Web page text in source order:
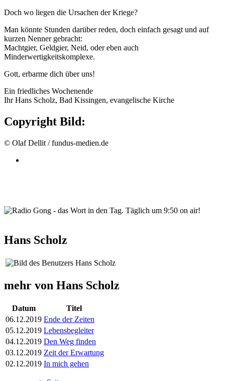
Doch wo liegen die Ursachen der Kriege?
Man könnte Stunden darüber reden, doch einfach gesagt und auf
kurzen Nenner gebracht:
Machtgier, Geldgier, Neid, oder eben auch
Minderwertigkeitskomplexe.
Gott, erbarme dich über uns!
Ein friedliches Wochenende
Ihr Hans Scholz, Bad Kissingen, evangelische Kirche
Copyright Bild:
© Olaf Dellit / fundus-medien.de
Hans Scholz
mehr von Hans Scholz
Datum
Titel
06.12.2019 Ende der Zeiten
05.12.2019 Lebensbegleiter
04.12.2019 Den Weg finden
03.12.2019 Zeit der Erwartung
02.12.2019 In mich gehen